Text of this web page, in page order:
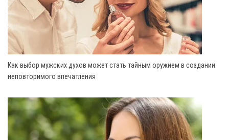
Как выбор мужских духов может стать тайным оружием в создании
неповторимого впечатления